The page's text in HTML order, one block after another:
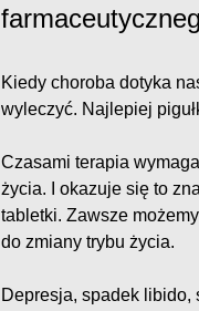
Kiedy choroba dotyka
wyleczyć. Najlepiej
Czasami terapia
życia. I okazuje się to
tabletki. Zawsze
do zmiany trybu życia.
Depresja, spadek